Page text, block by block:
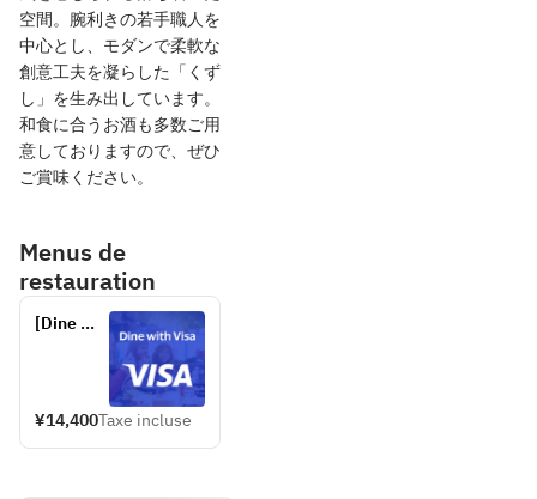
空間。腕利きの若手職人を
中心とし、モダンで柔軟な
創意工夫を凝らした「くず
し」を生み出しています。
和食に合うお酒も多数ご用
意しておりますので、ぜひ
ご賞味ください。
Menus de
restauration
[Dine
Discount]
Omakase
¥14,400Taxe incluse